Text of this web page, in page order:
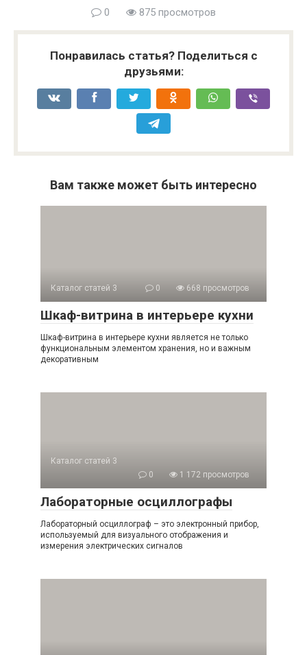
0 875 просмотров
Понравилась статья? Поделиться с
друзьями:
Вам также может быть интересно
Каталог статей 3 0 668 просмотров
Шкаф-витрина в интерьере кухни
Шкаф-витрина в интерьере кухни является не только
функциональным элементом хранения, но и важным
декоративным
Каталог статей 3
0
1 172 просмотров
Лабораторные осциллографы
Лабораторный осциллограф – это электронный прибор,
используемый для визуального отображения и
измерения электрических сигналов